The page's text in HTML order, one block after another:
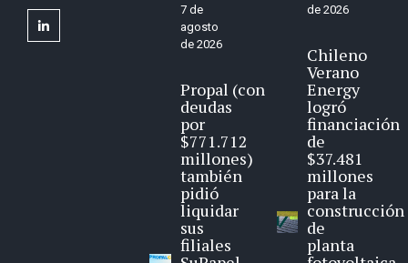
linkedin
7 de
agosto
de 2026
Propal (con
deudas
por
$771.712
millones)
también
pidió
liquidar
sus
filiales
de 2026
Chileno
Verano
Energy
logró
financiación
de
$37.481
millones
para la
construcción
de
planta